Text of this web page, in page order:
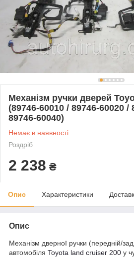
Механізм ручки дверей
(89746-60010 / 89746-60020 /
89746-60040)
Немає в наявності
Роздріб
2 238 ₴
Опис Характеристики
Опис
Механізм дверної ручки (передній/
автомобіля Toyota land cruiser 200 у